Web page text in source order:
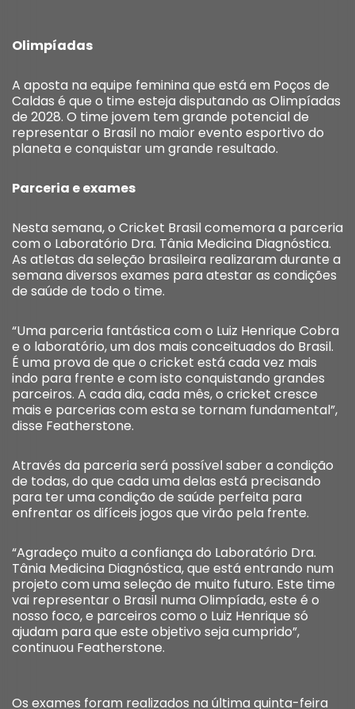
Olimpíadas
A aposta na equipe feminina que está em Poços de
Caldas é que o time esteja disputando as Olimpíadas
de 2028. O time jovem tem grande potencial de
representar o Brasil no maior evento esportivo do
planeta e conquistar um grande resultado.
Parceria e exames
Nesta semana, o Cricket Brasil comemora a parceria
com o Laboratório Dra. Tânia Medicina Diagnóstica.
As atletas da seleção brasileira realizaram durante a
semana diversos exames para atestar as condições
de saúde de todo o time.
“Uma parceria fantástica com o Luiz Henrique Cobra
e o laboratório, um dos mais conceituados do Brasil.
É uma prova de que o cricket está cada vez mais
indo para frente e com isto conquistando grandes
parceiros. A cada dia, cada mês, o cricket cresce
mais e parcerias com esta se tornam fundamental”,
disse Featherstone.
Através da parceria será possível saber a condição
de todas, do que cada uma delas está precisando
para ter uma condição de saúde perfeita para
enfrentar os difíceis jogos que virão pela frente.
“Agradeço muito a confiança do Laboratório Dra.
Tânia Medicina Diagnóstica, que está entrando num
projeto com uma seleção de muito futuro. Este time
vai representar o Brasil numa Olimpíada, este é o
nosso foco, e parceiros como o Luiz Henrique só
ajudam para que este objetivo seja cumprido”,
continuou Featherstone.
Os exames foram realizados na última quinta-feira